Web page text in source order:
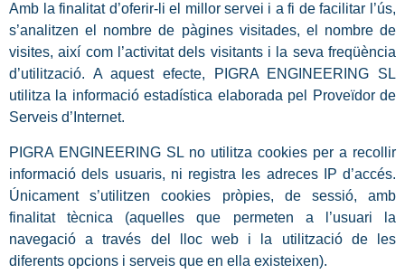
Amb la finalitat d’oferir-li el millor servei i a fi de facilitar l’ús,
s’analitzen el nombre de pàgines visitades, el nombre de
visites, així com l’activitat dels visitants i la seva freqüència
d’utilització. A aquest efecte, PIGRA ENGINEERING SL
utilitza la informació estadística elaborada pel Proveïdor de
Serveis d’Internet.
PIGRA ENGINEERING SL no utilitza cookies per a recollir
informació dels usuaris, ni registra les adreces IP d’accés.
Únicament s’utilitzen cookies pròpies, de sessió, amb
finalitat tècnica (aquelles que permeten a l’usuari la
navegació a través del lloc web i la utilització de les
diferents opcions i serveis que en ella existeixen).